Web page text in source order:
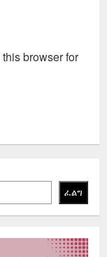
browser for
ፈልግ